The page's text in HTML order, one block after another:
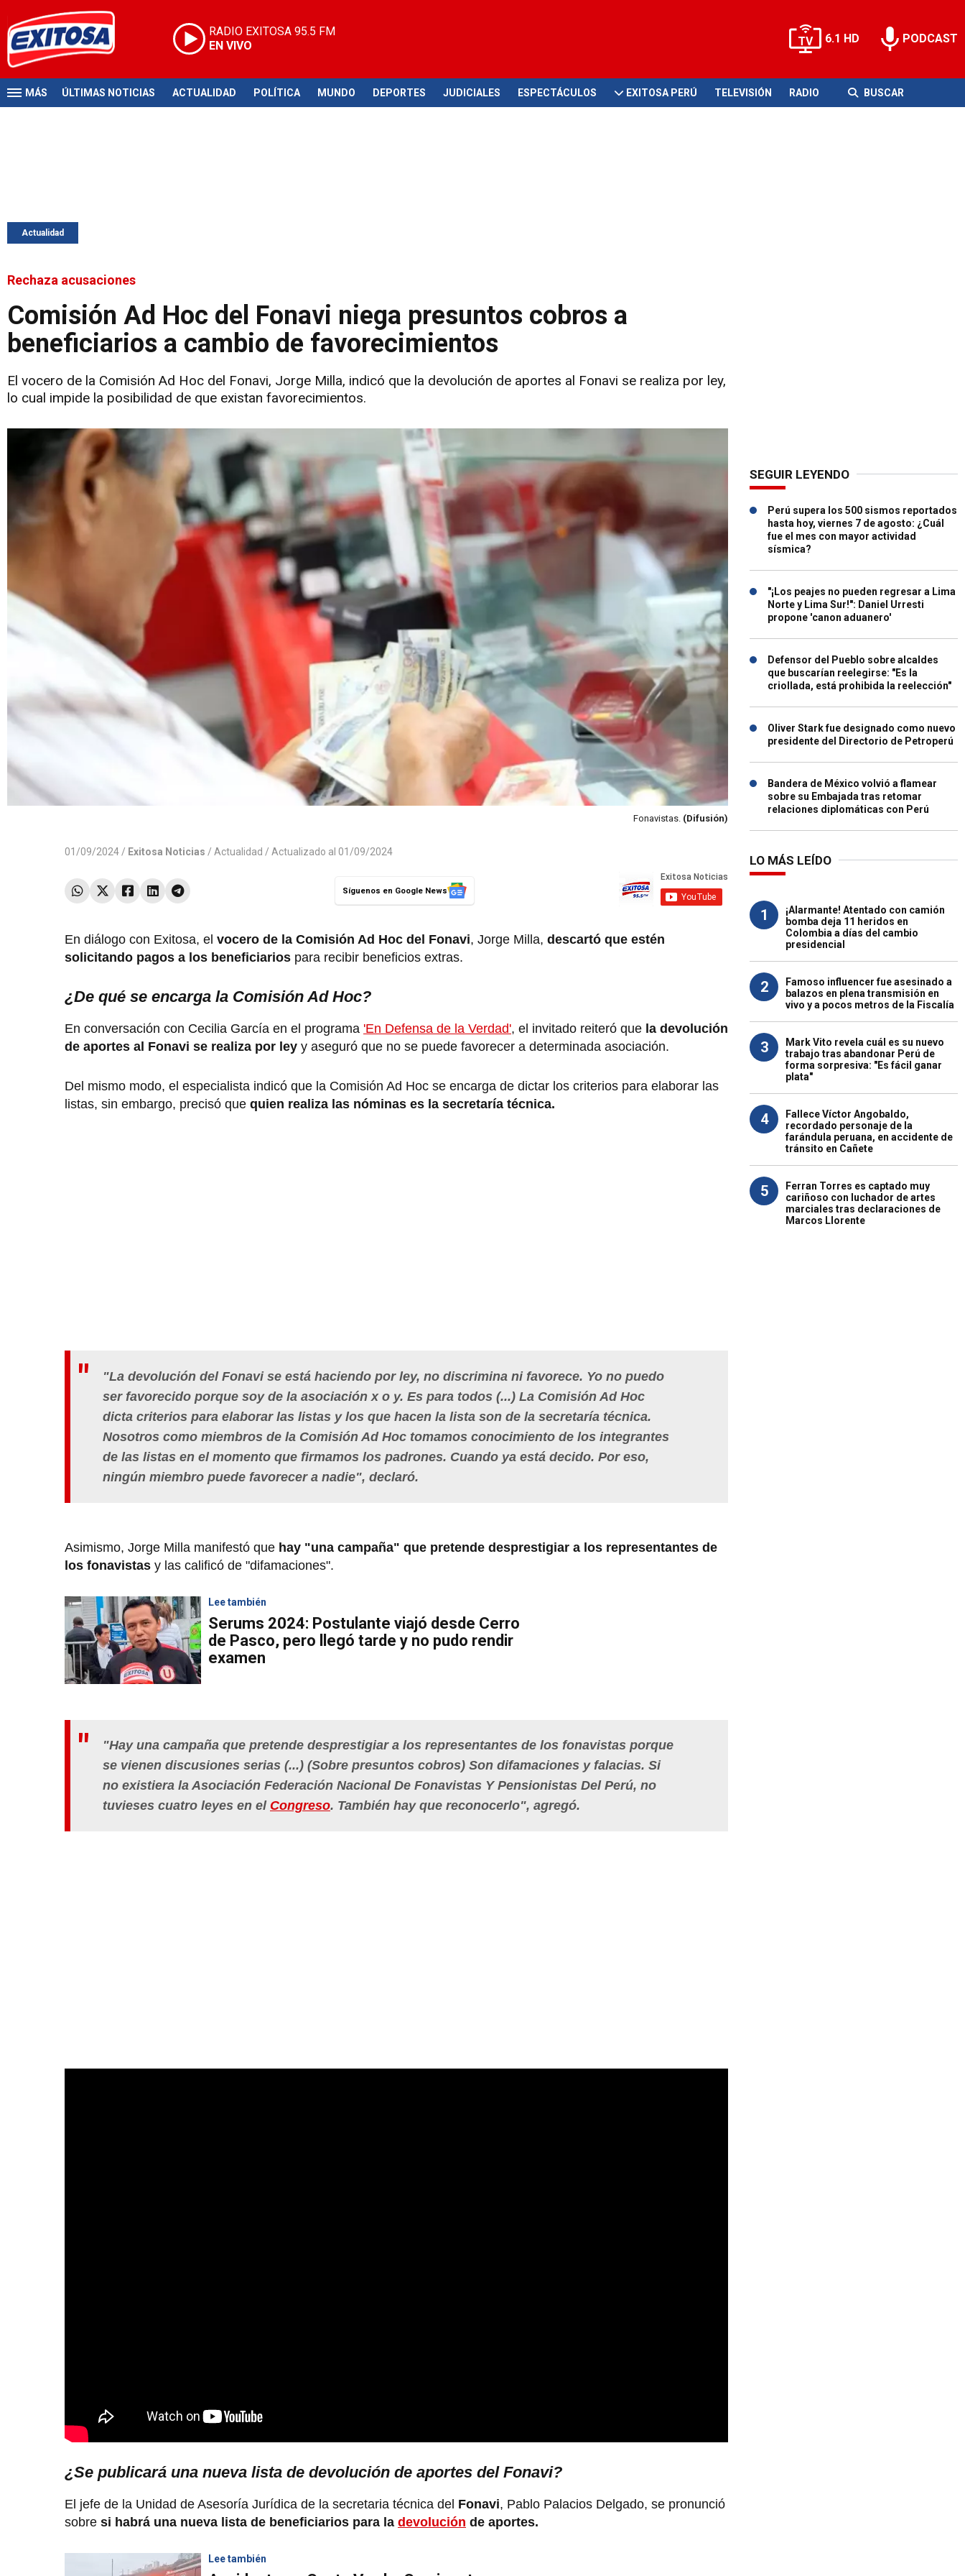
RADIO EXITOSA 95.5 FM
EN VIVO
6.1 HD PODCAST
MÁS ÚLTIMAS NOTICIAS ACTUALIDAD POLÍTICA MUNDO DEPORTES JUDICIALES ESPECTÁCULOS EXITOSA PERÚ TELEVISIÓN RADIO BUSCAR
Actualidad
Rechaza acusaciones
Comisión Ad Hoc del Fonavi niega presuntos cobros a
beneficiarios a cambio de favorecimientos
El vocero de la Comisión Ad Hoc del Fonavi, Jorge Milla, indicó que la devolución de aportes al Fonavi se realiza por ley,
lo cual impide la posibilidad de que existan favorecimientos.
Fonavistas. (Difusión)
01/09/2024 / Exitosa Noticias / Actualidad / Actualizado al 01/09/2024
Síguenos en Google News
En diálogo con Exitosa, el vocero de la Comisión Ad Hoc del Fonavi, Jorge Milla, descartó que estén
solicitando pagos a los beneficiarios para recibir beneficios extras.
¿De qué se encarga la Comisión Ad Hoc?
En conversación con Cecilia García en el programa 'En Defensa de la Verdad', el invitado reiteró que la devolución
de aportes al Fonavi se realiza por ley y aseguró que no se puede favorecer a determinada asociación.
Del mismo modo, el especialista indicó que la Comisión Ad Hoc se encarga de dictar los criterios para elaborar las
listas, sin embargo, precisó que quien realiza las nóminas es la secretaría técnica.
"La devolución del Fonavi se está haciendo por ley, no discrimina ni favorece. Yo no puedo
ser favorecido porque soy de la asociación x o y. Es para todos (...) La Comisión Ad Hoc
dicta criterios para elaborar las listas y los que hacen la lista son de la secretaría técnica.
Nosotros como miembros de la Comisión Ad Hoc tomamos conocimiento de los integrantes
de las listas en el momento que firmamos los padrones. Cuando ya está decido. Por eso,
ningún miembro puede favorecer a nadie", declaró.
Asimismo, Jorge Milla manifestó que hay "una campaña" que pretende desprestigiar a los representantes de
los fonavistas y las calificó de "difamaciones".
Lee también
Serums 2024: Postulante viajó desde Cerro
de Pasco, pero llegó tarde y no pudo rendir
examen
"Hay una campaña que pretende desprestigiar a los representantes de los fonavistas porque
se vienen discusiones serias (...) (Sobre presuntos cobros) Son difamaciones y falacias. Si
no existiera la Asociación Federación Nacional De Fonavistas Y Pensionistas Del Perú, no
tuvieses cuatro leyes en el Congreso. También hay que reconocerlo", agregó.
¿Se publicará una nueva lista de devolución de aportes del Fonavi?
El jefe de la Unidad de Asesoría Jurídica de la secretaria técnica del Fonavi, Pablo Palacios Delgado, se pronunció
sobre si habrá una nueva lista de beneficiarios para la devolución de aportes.
Lee también
SEGUIR LEYENDO
Perú supera los 500 sismos reportados
hasta hoy, viernes 7 de agosto: ¿Cuál
fue el mes con mayor actividad
sísmica?
"¡Los peajes no pueden regresar a Lima
Norte y Lima Sur!": Daniel Urresti
propone 'canon aduanero'
Defensor del Pueblo sobre alcaldes
que buscarían reelegirse: "Es la
criollada, está prohibida la reelección"
Oliver Stark fue designado como nuevo
presidente del Directorio de Petroperú
Bandera de México volvió a flamear
sobre su Embajada tras retomar
relaciones diplomáticas con Perú
LO MÁS LEÍDO
1
¡Alarmante! Atentado con camión
bomba deja 11 heridos en
Colombia a días del cambio
presidencial
2
Famoso influencer fue asesinado a
balazos en plena transmisión en
vivo y a pocos metros de la Fiscalía
3
Mark Vito revela cuál es su nuevo
trabajo tras abandonar Perú de
forma sorpresiva: "Es fácil ganar
plata"
4
Fallece Víctor Angobaldo,
recordado personaje de la
farándula peruana, en accidente de
tránsito en Cañete
5
Ferran Torres es captado muy
cariñoso con luchador de artes
marciales tras declaraciones de
Marcos Llorente